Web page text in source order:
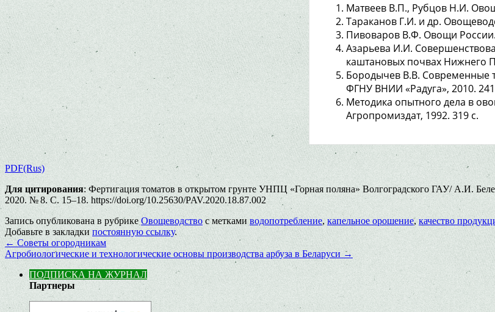
Матвеев В.П., Рубцов Н.И.
Тараканов Г.И. и др.
Пивоваров В.Ф. Овощи
Азарьева И.И.
каштановых почвах Нижнего
Бородычев В.В. Современные
ФГНУ ВНИИ «Радуга», 2010.
Методика опытного дела в
Агропромиздат, 1992. 319 с.
PDF(Rus)
Для цитирования: Фертигация томатов в открытом грунте УНПЦ «Горная поляна» Волгоградского ГАУ/ А.И.
2020. № 8. С. 15–18. https://doi.org/10.25630/PAV.2020.18.87.002
Запись опубликована в рубрике Овощеводствос меткамиводопотребление, капельное орошение,качество
Добавьте в закладкипостоянную ссылку.
←Советы огородникам
Агробиологические и технологические основы производства арбуза в Беларуси →
ПОДПИСКА НА ЖУРНАЛ
Партнеры